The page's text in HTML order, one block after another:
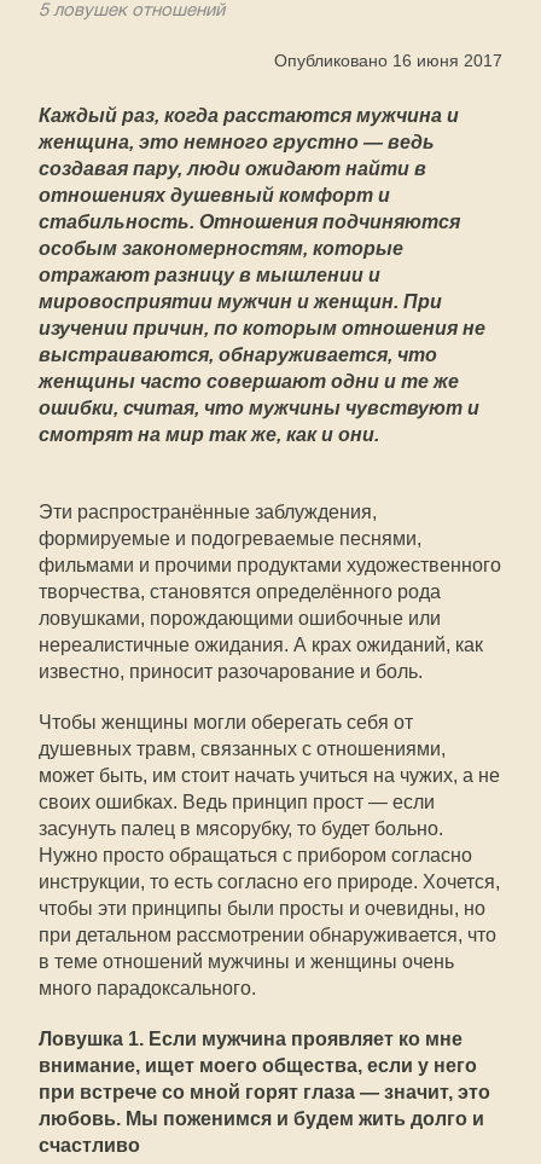
5 ловушек отношений
Опубликовано 16 июня 2017
Каждый раз, когда расстаются мужчина и
женщина, это немного грустно — ведь
создавая пару, люди ожидают найти в
отношениях душевный комфорт и
стабильность. Отношения подчиняются
особым закономерностям, которые
отражают разницу в мышлении и
мировосприятии мужчин и женщин. При
изучении причин, по которым отношения не
выстраиваются, обнаруживается, что
женщины часто совершают одни и те же
ошибки, считая, что мужчины чувствуют и
смотрят на мир так же, как и они.
Эти распространённые заблуждения,
формируемые и подогреваемые песнями,
фильмами и прочими продуктами художественного
творчества, становятся определённого рода
ловушками, порождающими ошибочные или
нереалистичные ожидания. А крах ожиданий, как
известно, приносит разочарование и боль.
Чтобы женщины могли оберегать себя от
душевных травм, связанных с отношениями,
может быть, им стоит начать учиться на чужих, а не
своих ошибках. Ведь принцип прост — если
засунуть палец в мясорубку, то будет больно.
Нужно просто обращаться с прибором согласно
инструкции, то есть согласно его природе. Хочется,
чтобы эти принципы были просты и очевидны, но
при детальном рассмотрении обнаруживается, что
в теме отношений мужчины и женщины очень
много парадоксального.
Ловушка 1. Если мужчина проявляет ко мне
внимание, ищет моего общества, если у него
при встрече со мной горят глаза — значит, это
любовь. Мы поженимся и будем жить долго и
счастливо